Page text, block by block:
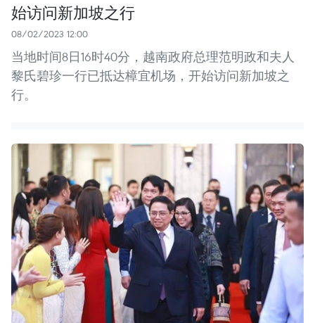
始访问新加坡之行
08/02/2023 12:00
当地时间8日16时40分，越南政府总理范明政和夫人
黎氏碧珍一行已抵达樟宜机场，开始访问新加坡之
行。